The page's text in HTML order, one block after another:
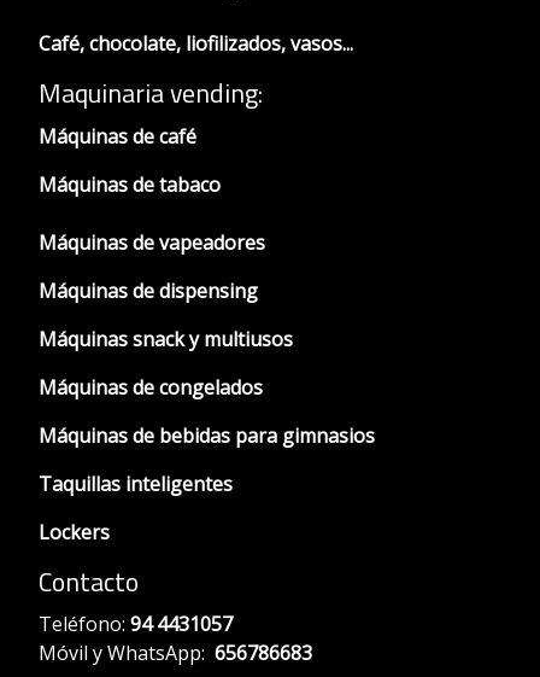
Café, chocolate, liofilizados, vasos...
Maquinaria vending:
Máquinas de café
Máquinas de tabaco
Máquinas de vapeadores
Máquinas de dispensing
Máquinas snack y multiusos
Máquinas de congelados
Máquinas de bebidas para gimnasios
Taquillas inteligentes
Lockers
Contacto
Teléfono: 94 4431057
Móvil y WhatsApp: 656786683